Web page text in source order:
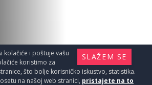
SLAŽEM SE
kolačiće i poštuje vašu
koristimo za
što bolje korisničko iskustvo, statistika.
na našoj web stranici, pristajete na to